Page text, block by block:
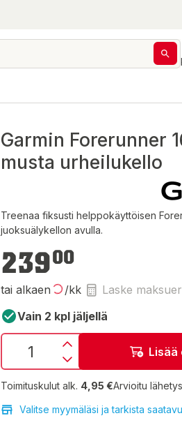
Garmin Forerunner
musta urheilukello
Treenaa fiksusti helppokäyttöisen
juoksuälykellon avulla.
23900
tai alkaen /kk
Laske
Vain 2 kpl jäljellä
Lisää
Toimituskulut alk. 4,95 €Arvioitu
Valitse myymäläsi ja tarkista